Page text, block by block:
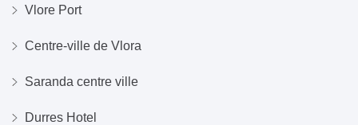
Vlore Port
Centre-ville de Vlora
Saranda centre ville
Durres Hotel